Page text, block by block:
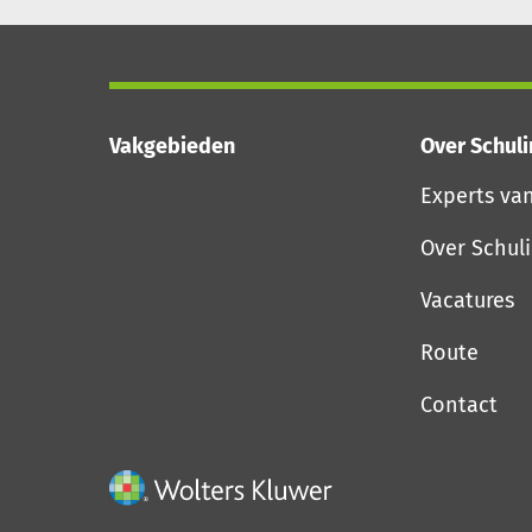
Vakgebieden
Over
Experts
Over
Vacatures
Route
Contact